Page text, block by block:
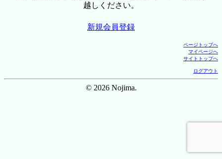
越しください。
新規会員登録
ページトップへ
マイページへ
サイトトップへ
ログアウト
© 2026 Nojima.